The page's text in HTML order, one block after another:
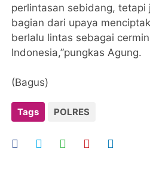
perlintasan sebidang, tetapi
bagian dari upaya
berlalu lintas sebagai
Indonesia,”pungkas Agung.
(Bagus)
Tags POLRES